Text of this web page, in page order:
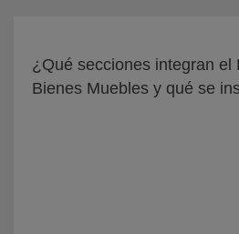
¿Qué secciones integran el
Bienes Muebles y qué se